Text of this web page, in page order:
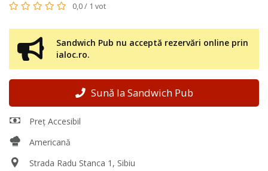
0,0 / 1 vot
Sandwich Pub nu acceptă rezervări online prin
ialoc.ro.
Sună la Sandwich Pub
Preț Accesibil
Americană
Strada Radu Stanca 1, Sibiu